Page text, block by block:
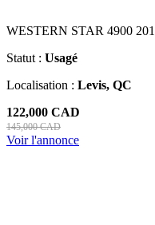
WESTERN STAR 4900
Statut : Usagé
Localisation : Levis, QC
122,000 CAD
145,000 CAD
Voir l'annonce